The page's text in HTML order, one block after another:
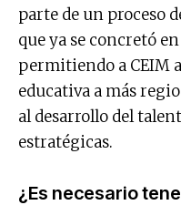
parte de un proceso
que ya se concretó
permitiendo a CEIM
educativa a más
al desarrollo del
estratégicas.
¿Es necesario